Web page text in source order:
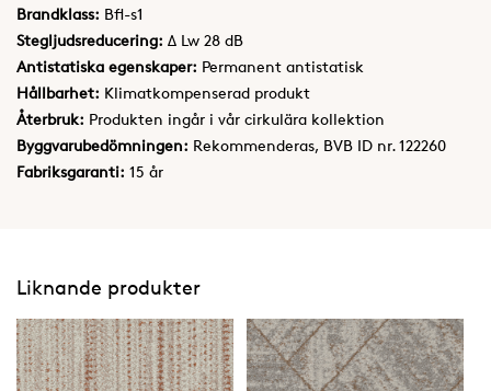
Brandklass: Bfl-s1
Stegljudsreducering: Δ Lw 28 dB
Antistatiska egenskaper: Permanent antistatisk
Hållbarhet: Klimatkompenserad produkt
Återbruk: Produkten ingår i vår cirkulära kollektion
Byggvarubedömningen: Rekommenderas, BVB ID nr. 122260
Fabriksgaranti: 15 år
Liknande produkter